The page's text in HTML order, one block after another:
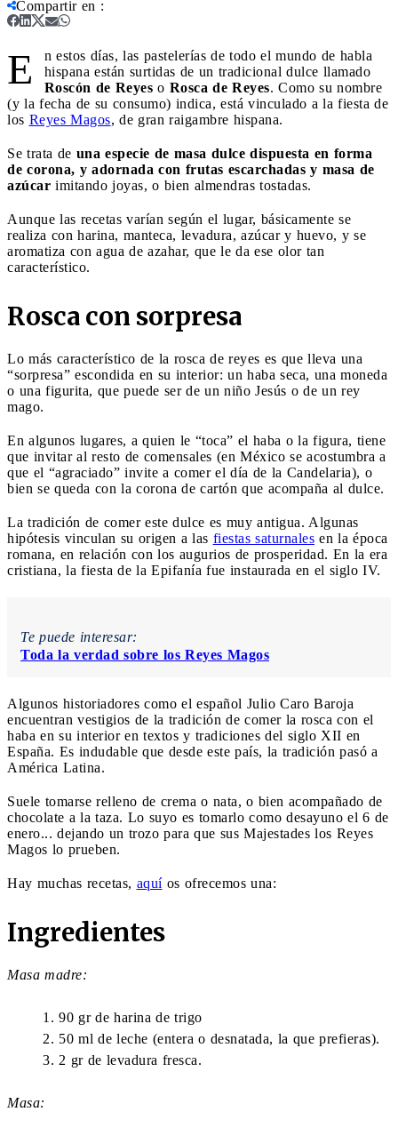
Compartir en :
E
n estos días, las pastelerías de todo el mundo de habla
hispana están surtidas de un tradicional dulce llamado
Roscón de Reyes o Rosca de Reyes. Como su nombre
(y la fecha de su consumo) indica, está vinculado a la fiesta de
los Reyes Magos, de gran raigambre hispana.
Se trata de una especie de masa dulce dispuesta en forma
de corona, y adornada con frutas escarchadas y masa de
azúcar imitando joyas, o bien almendras tostadas.
Aunque las recetas varían según el lugar, básicamente se
realiza con harina, manteca, levadura, azúcar y huevo, y se
aromatiza con agua de azahar, que le da ese olor tan
característico.
Rosca con sorpresa
Lo más característico de la rosca de reyes es que lleva una
“sorpresa” escondida en su interior: un haba seca, una moneda
o una figurita, que puede ser de un niño Jesús o de un rey
mago.
En algunos lugares, a quien le “toca” el haba o la figura, tiene
que invitar al resto de comensales (en México se acostumbra a
que el “agraciado” invite a comer el día de la Candelaria), o
bien se queda con la corona de cartón que acompaña al dulce.
La tradición de comer este dulce es muy antigua. Algunas
hipótesis vinculan su origen a las fiestas saturnales en la época
romana, en relación con los augurios de prosperidad. En la era
cristiana, la fiesta de la Epifanía fue instaurada en el siglo IV.
Te puede interesar:
Toda la verdad sobre los Reyes Magos
Algunos historiadores como el español Julio Caro Baroja
encuentran vestigios de la tradición de comer la rosca con el
haba en su interior en textos y tradiciones del siglo XII en
España. Es indudable que desde este país, la tradición pasó a
América Latina.
Suele tomarse relleno de crema o nata, o bien acompañado de
chocolate a la taza. Lo suyo es tomarlo como desayuno el 6 de
enero... dejando un trozo para que sus Majestades los Reyes
Magos lo prueben.
Hay muchas recetas, aquíos ofrecemos una:
Ingredientes
Masa madre:
90 gr de harina de trigo
50 ml de leche (entera o desnatada, la que prefieras).
2 gr de levadura fresca.
Masa: